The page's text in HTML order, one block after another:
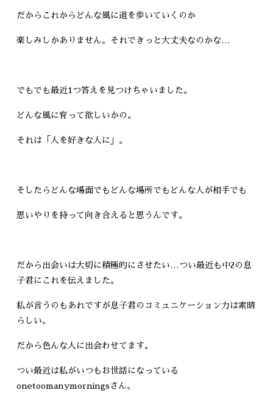
だからこれからどんな風に道を歩いていくのか
楽しみしかありません。それできっと大丈夫なのかな…
でもでも最近1つ答えを見つけちゃいました。
どんな風に育って欲しいかの。
それは「人を好きな人に」。
そしたらどんな場面でもどんな場所でもどんな人が相手でも
思いやりを持って向き合えると思うんです。
だから出会いは大切に積極的にさせたい…つい最近も中2の息
子君にこれを伝えました。
私が言うのもあれですが息子君のコミュニケーション力は素晴
らしい。
だから色んな人に出会わせてます。
つい最近は私がいつもお世話になっている
onetoomanymorningsさん。